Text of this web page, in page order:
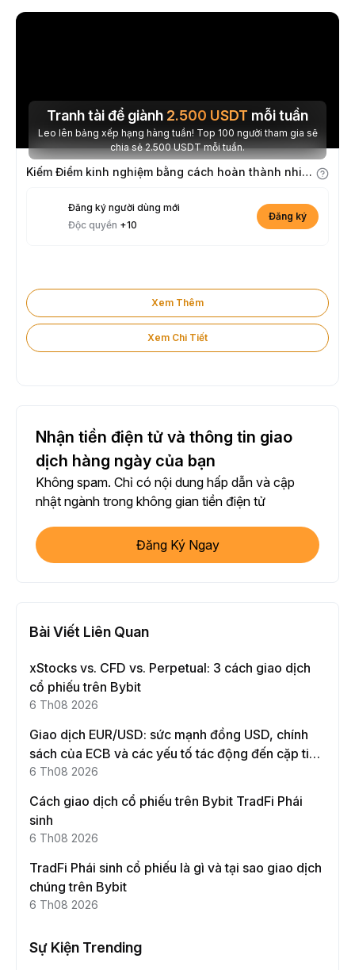
Tranh tài để giành 2.500 USDT mỗi tuần
Leo lên bảng xếp hạng hàng tuần! Top 100 người tham gia sẽ
chia sẻ 2.500 USDT mỗi tuần.
Kiếm Điểm kinh nghiệm bằng cách hoàn thành nhiệm vụ
Đăng ký người dùng mới
Độc quyền +10
Đăng ký
Xem Thêm
Xem Chi Tiết
Nhận tiền điện tử và thông tin giao
dịch hàng ngày của bạn
Không spam. Chỉ có nội dung hấp dẫn và cập
nhật ngành trong không gian tiền điện tử
Đăng Ký Ngay
Bài Viết Liên Quan
xStocks vs. CFD vs. Perpetual: 3 cách giao dịch
cổ phiếu trên Bybit
6 Th08 2026
Giao dịch EUR/USD: sức mạnh đồng USD, chính
sách của ECB và các yếu tố tác động đến cặp tiền
này
6 Th08 2026
Cách giao dịch cổ phiếu trên Bybit TradFi Phái
sinh
6 Th08 2026
TradFi Phái sinh cổ phiếu là gì và tại sao giao dịch
chúng trên Bybit
6 Th08 2026
Sự Kiện Trending